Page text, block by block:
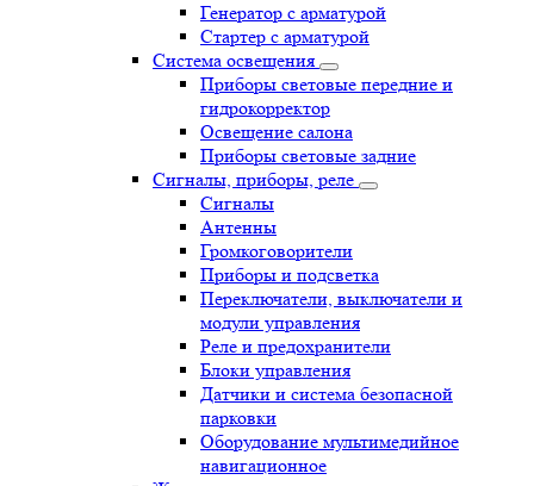
Генератор с арматурой
Стартер с арматурой
Система освещения
Приборы световые передние и
гидрокорректор
Освещение салона
Приборы световые задние
Сигналы, приборы, реле
Сигналы
Антенны
Громкоговорители
Приборы и подсветка
Переключатели, выключатели и
модули управления
Реле и предохранители
Блоки управления
Датчики и система безопасной
парковки
Оборудование мультимедийное
навигационное